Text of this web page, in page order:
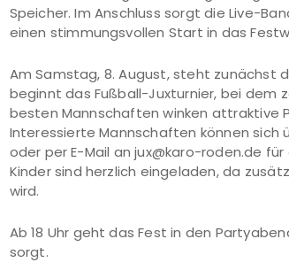
Speicher. Im Anschluss sorgt die Live-
einen stimmungsvollen Start in das
Am Samstag, 8. August, steht zunächst
beginnt das Fußball-Juxturnier, bei dem
besten Mannschaften winken attraktive
Interessierte Mannschaften können
oder per E-Mail an jux@karo-roden.de
Kinder sind herzlich eingeladen, da
wird.
Ab 18 Uhr geht das Fest in den
sorgt.